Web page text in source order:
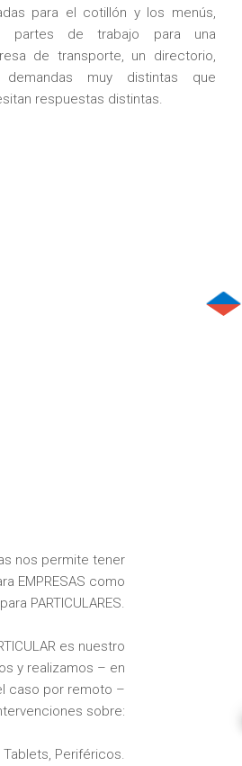
para el cotillón y los menús,
partes de trabajo para una
de transporte, un directorio,
demandas muy distintas que
respuestas distintas.
nos permite tener
EMPRESAS como
para PARTICULARES.
es nuestro
y realizamos – en
caso por remoto –
sobre:
Periféricos.